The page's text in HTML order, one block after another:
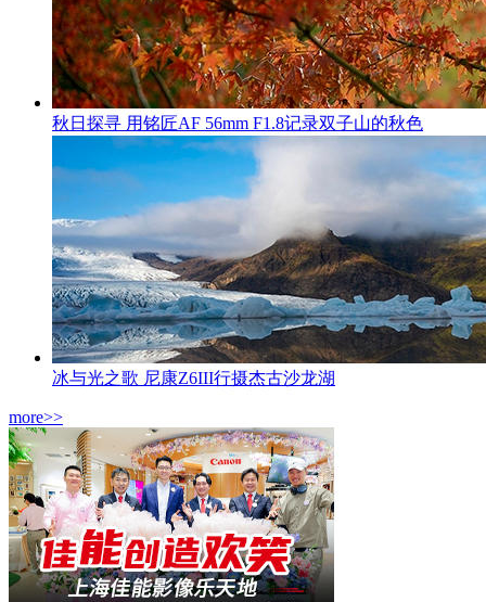
秋日探寻 用铭匠AF 56mm F1.8记录双子山的秋色
冰与光之歌 尼康Z6III行摄杰古沙龙湖
more>>